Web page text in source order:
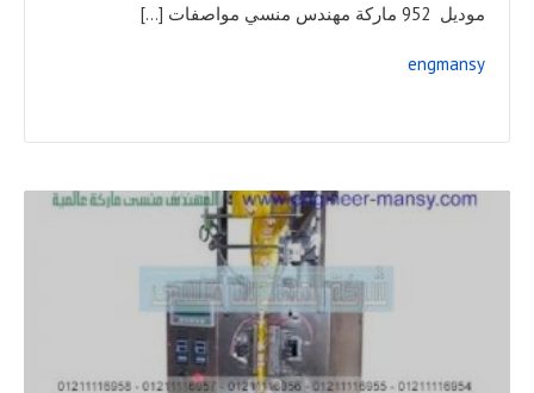
موديل 952 ماركة مهندس منسي مواصفات […]
engmansy
READ
FULL